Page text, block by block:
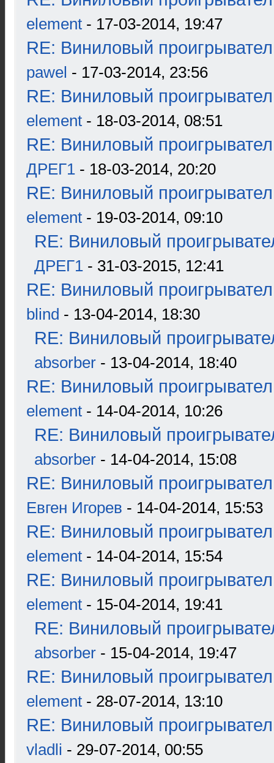
element - 17-03-2014, 19:47
RE: Виниловый
pawel - 17-03-2014, 23:56
RE: Виниловый
element - 18-03-2014, 08:51
RE: Виниловый
ДРЕГ1 - 18-03-2014, 20:20
RE: Виниловый
element - 19-03-2014, 09:10
RE: Виниловый
ДРЕГ1 - 31-03-2015, 12:41
RE: Виниловый
blind - 13-04-2014, 18:30
RE: Виниловый
absorber - 13-04-2014, 18:40
RE: Виниловый
element - 14-04-2014, 10:26
RE: Виниловый
absorber - 14-04-2014, 15:08
RE: Виниловый
Евген Игорев - 14-04-2014, 15:53
RE: Виниловый
element - 14-04-2014, 15:54
RE: Виниловый
element - 15-04-2014, 19:41
RE: Виниловый
absorber - 15-04-2014, 19:47
RE: Виниловый
element - 28-07-2014, 13:10
RE: Виниловый
vladli - 29-07-2014, 00:55